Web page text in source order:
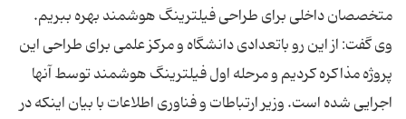
متخصصان داخلی برای طراحی فیلترینگ هوشمند بهره‌ ببریم.
وی گفت: از این رو باتعدادی دانشگاه و مرکز علمی برای طراحی این
پروژه مذاکره کردیم و مرحله اول فیلترینگ هوشمند توسط آنها
اجرایی شده است. وزیر ارتباطات و فناوری اطلاعات با بیان اینکه در